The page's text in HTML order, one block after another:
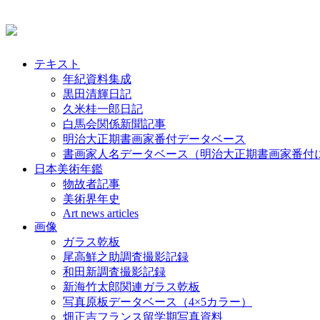
テキスト
年紀資料集成
黒田清輝日記
久米桂一郎日記
白馬会関係新聞記事
明治大正期書画家番付データベース
書画家人名データベース（明治大正期書画家番付
日本美術年鑑
物故者記事
美術界年史
Art news articles
画像
ガラス乾板
尾高鮮之助調査撮影記録
和田新調査撮影記録
新海竹太郎関連ガラス乾板
写真原板データベース（4×5カラー）
畑正吉フランス留学期写真資料